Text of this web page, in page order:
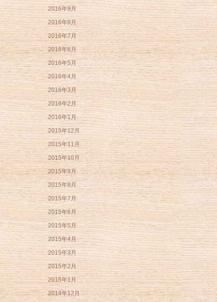
2016年9月
2016年8月
2016年7月
2016年6月
2016年5月
2016年4月
2016年3月
2016年2月
2016年1月
2015年12月
2015年11月
2015年10月
2015年9月
2015年8月
2015年7月
2015年6月
2015年5月
2015年4月
2015年3月
2015年2月
2015年1月
2014年12月